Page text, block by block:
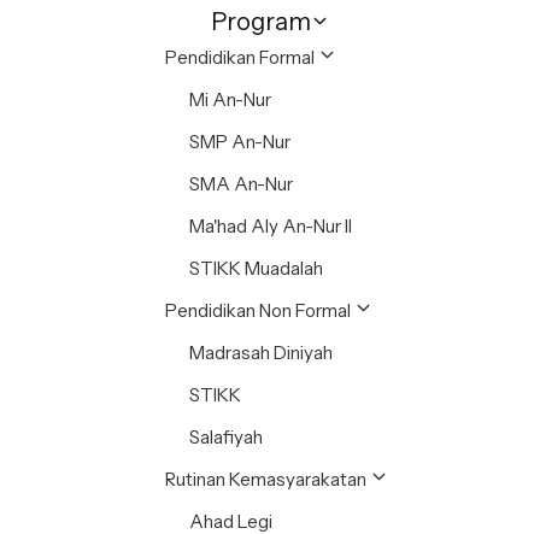
Program
Pendidikan Formal
Mi An-Nur
SMP An-Nur
SMA An-Nur
Ma'had Aly An-Nur II
STIKK Muadalah
Pendidikan Non Formal
Madrasah Diniyah
STIKK
Salafiyah
Rutinan Kemasyarakatan
Ahad Legi